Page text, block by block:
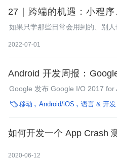
27｜跨端的机遇：小程
原理对比
如果只学那些日常会用到的、别人
2022-07-01
Android 开发周报：
8.0 Oreo 最终版发布
Google 发布 Google I/O 2017 for
Google 发布了 AR SDK（
ARKit 颇为相似。本期周报为大家
且有 RxTools、QMUI_Android 等
移动 Android/iOS 语言 & 开发
如何开发一个 App Crash
2020-06-12